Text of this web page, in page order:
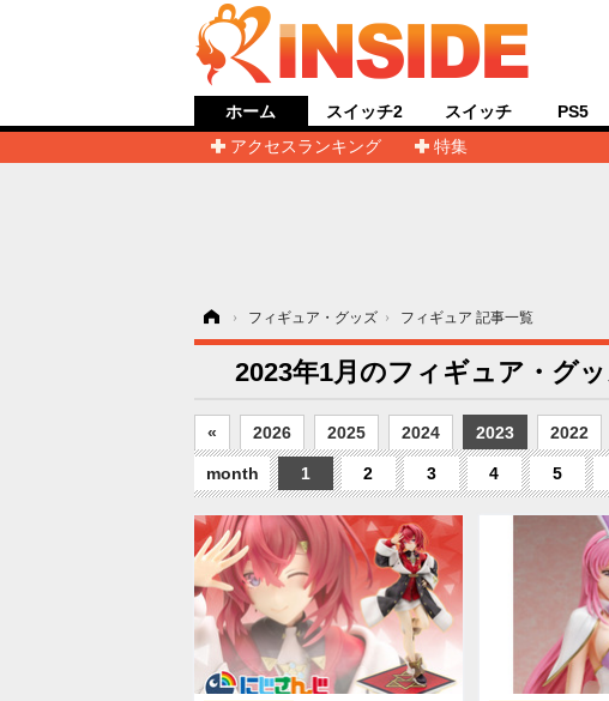
ホーム
アクセスランキング
特集
スイッチ2 スイッチ PS5
› フィギュア・グッズ › フィギュア 記事一覧
2023年1月のフィギュア・グ
« 2026 2025 2024 2023 2022
month 1 2 3 4 5